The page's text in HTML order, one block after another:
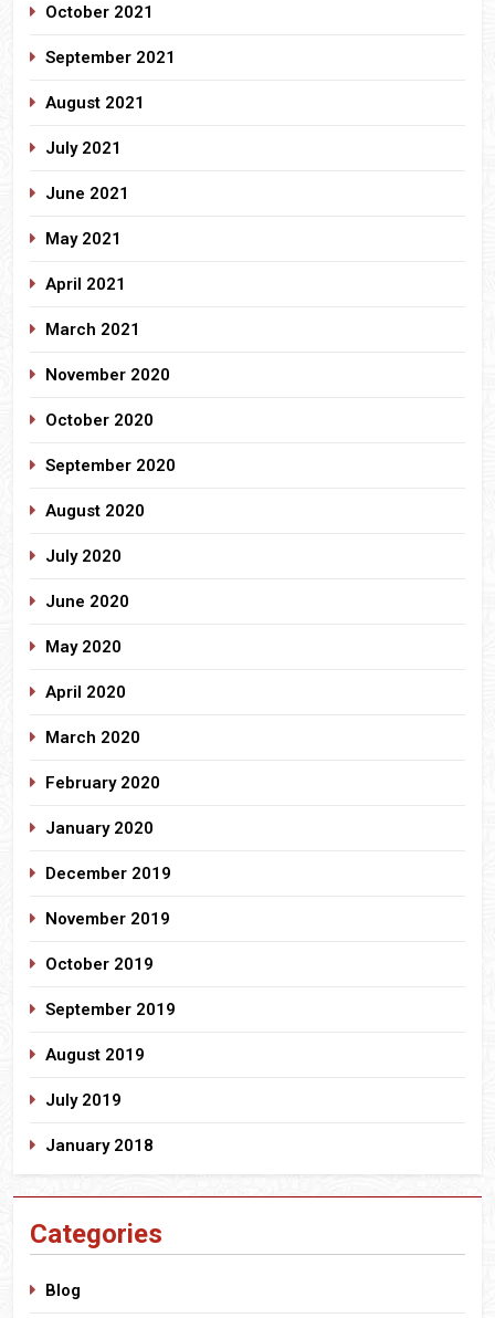
October 2021
September 2021
August 2021
July 2021
June 2021
May 2021
April 2021
March 2021
November 2020
October 2020
September 2020
August 2020
July 2020
June 2020
May 2020
April 2020
March 2020
February 2020
January 2020
December 2019
November 2019
October 2019
September 2019
August 2019
July 2019
January 2018
Categories
Blog